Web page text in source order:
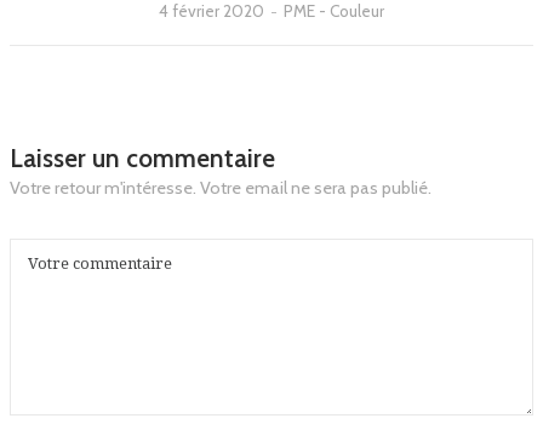
4 février 2020 - PME - Couleur
Laisser un commentaire
Votre retour m'intéresse. Votre email ne sera pas publié.